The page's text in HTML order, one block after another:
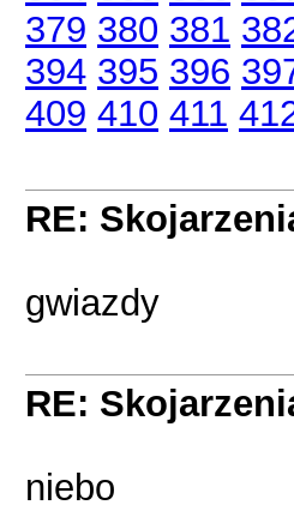
379 380 381
394 395 396
409 410 411
RE:
gwiazdy
RE:
niebo